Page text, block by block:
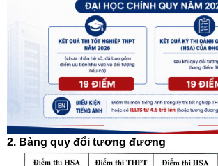
2. Bảng quy đổi tương đương